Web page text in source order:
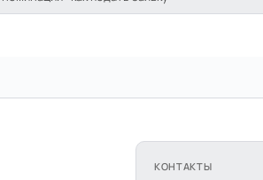
КОНТАКТЫ